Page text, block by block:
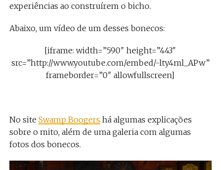
experiências ao construírem o bicho.
Abaixo, um vídeo de um desses bonecos:
[iframe: width=”590″ height=”443″
src=”http://www.youtube.com/embed/-lty4ml_APw”
frameborder=”0″ allowfullscreen]
No site Swamp Boogers há algumas explicações
sobre o mito, além de uma galeria com algumas
fotos dos bonecos.